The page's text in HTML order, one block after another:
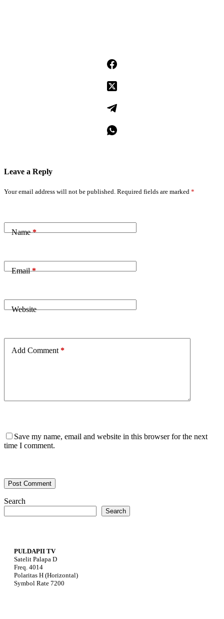
Leave a Reply
Your email address will not be published. Required fields are marked *
Name*
Email*
Website
Add Comment *
Save my name, email and website in this browser for the next
time I comment.
Post Comment
Search
Search
PULDAPII TV
Satelit Palapa D
Freq. 4014
Polaritas H (Horizontal)
Symbol Rate 7200